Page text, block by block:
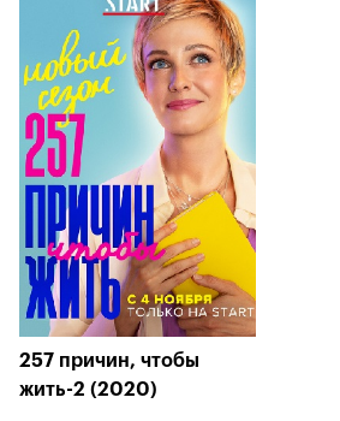
257 причин, чтобы
жить-2 (2020)